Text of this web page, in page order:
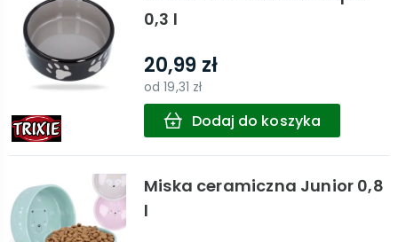
0,3 l
20,99 zł
od19,31 zł
Dodaj do koszyka
Miska ceramiczna Junior 0,8
l